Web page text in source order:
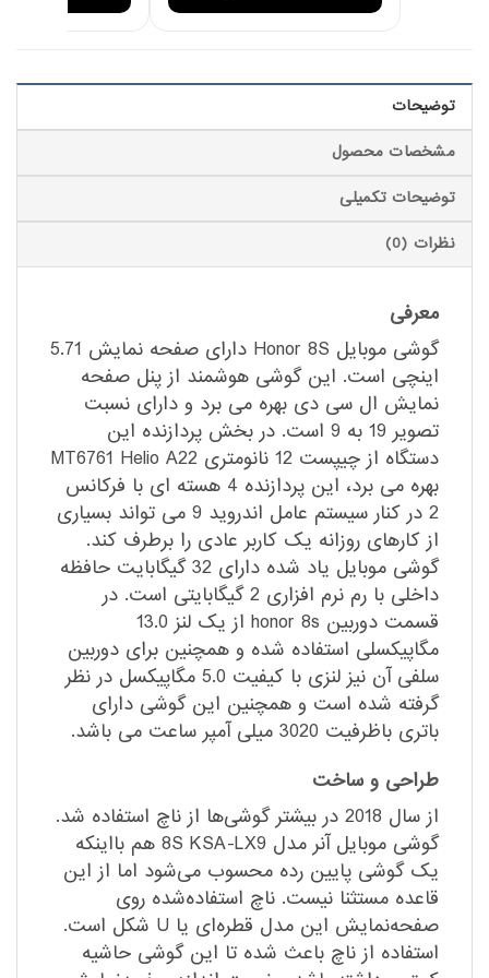
توضیحات
مشخصات محصول
توضیحات تکمیلی
نظرات (0)
معرفی
گوشی موبایل Honor 8S دارای صفحه نمایش 5.71
اینچی است. این گوشی هوشمند از پنل صفحه
نمایش ال سی دی بهره می برد و دارای نسبت
تصویر 19 به 9 است. در بخش پردازنده این
دستگاه از چیپست 12 نانومتری MT6761 Helio A22
بهره می برد، این پردازنده 4 هسته ای با فرکانس
2 در کنار سیستم عامل اندروید 9 می تواند بسیاری
از کارهای روزانه یک کاربر عادی را برطرف کند.
گوشی موبایل یاد شده دارای 32 گیگابایت حافظه
داخلی با رم نرم افزاری 2 گیگابایتی است. در
قسمت دوربین honor 8s از یک لنز 13.0
مگاپیکسلی استفاده شده و همچنین برای دوربین
سلفی آن نیز لنزی با کیفیت 5.0 مگاپیکسل در نظر
گرفته شده است و همچنین این گوشی دارای
باتری باظرفیت 3020 میلی آمپر ساعت می باشد.
طراحی و ساخت
از سال 2018 در بیشتر گوشی‌ها از ناچ استفاده شد.
گوشی موبایل آنر مدل 8S KSA-LX9 هم بااینکه
یک گوشی پایین رده محسوب می‌شود اما از این
قاعده مستثنا نیست. ناچ استفاده‌شده روی
صفحه‌نمایش این مدل قطره‌ای یا U شکل است.
استفاده از ناچ باعث شده تا این گوشی حاشیه